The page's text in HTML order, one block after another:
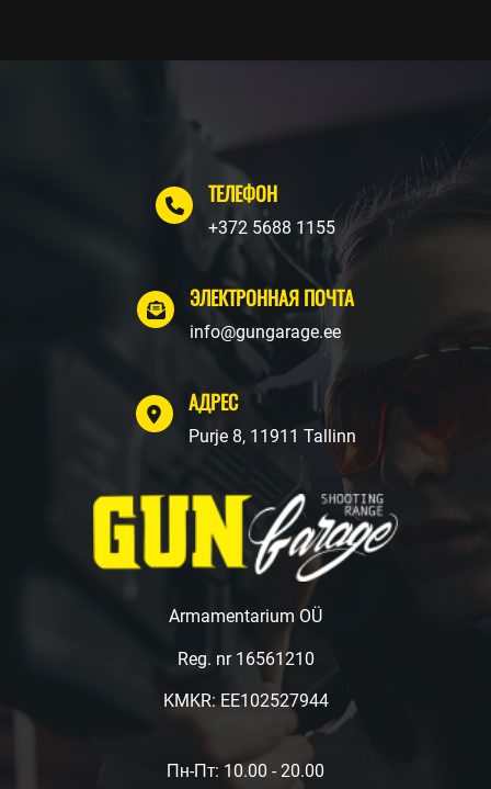
ТЕЛЕФОН
+372 5688 1155
ЭЛЕКТРОННАЯ ПОЧТА
info@gungarage.ee
АДРЕС
Purje 8, 11911 Tallinn
Armamentarium OÜ
Reg. nr 16561210
KMKR: EE102527944
Пн-Пт: 10.00 - 20.00